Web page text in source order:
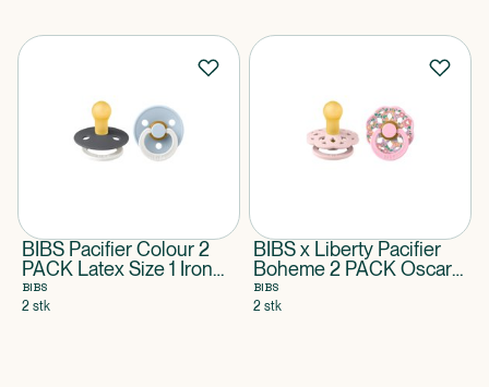
BIBS Pacifier Colour 2
PACK Latex Size 1 Iron
GLOW/Baby Blue GLOW
BIBS
2 stk
BIBS x Liberty Pacifier
Boheme 2 PACK Oscar
Meadow Latex Size 1
Blossom Mix
BIBS
2 stk